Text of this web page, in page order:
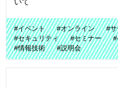
いて
#イベント #オンライン
#
#セキュリティ
#セミナー
#
#情報技術
#説明会